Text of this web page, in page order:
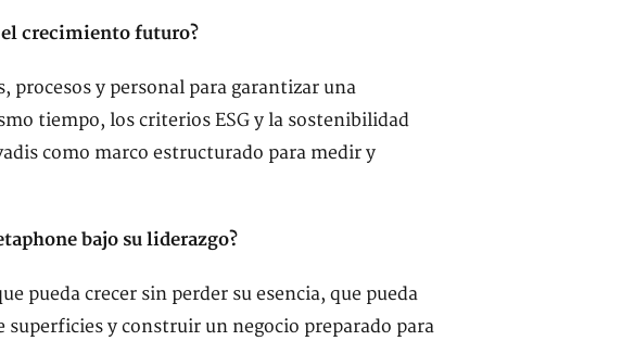
el crecimiento futuro?
y personal para garantizar una
tiempo, los criterios ESG y la sostenibilidad
como marco estructurado para medir y
bajo su liderazgo?
pueda crecer sin perder su esencia, que pueda
y construir un negocio preparado para